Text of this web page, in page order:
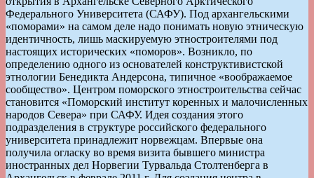
Федерального Университета (САФУ). Под архангельскими
«поморами» на самом деле надо понимать новую этническую
идентичность, лишь маскируемую этностроителями под
настоящих исторических «поморов». Возникло, по
определению одного из основателей конструктивистской
этнологии Бенедикта Андерсона, типичное «воображаемое
сообщество». Центром поморского этностроительства сейчас
становится «Поморский институт коренных и малочисленных
народов Севера» при САФУ. Идея создания этого
подразделения в структуре российского федерального
университета принадлежит норвежцам. Впервые она
получила огласку во время визита бывшего министра
иностранных дел Норвегии Турвальда Столтенберга в